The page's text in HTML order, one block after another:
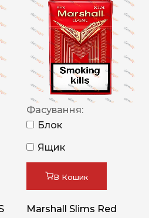
Фасування:
Блок
Ящик
В Кошик
Marshall Slims Red